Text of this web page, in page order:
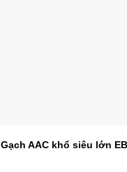
Gạch AAC khổ siêu lớn